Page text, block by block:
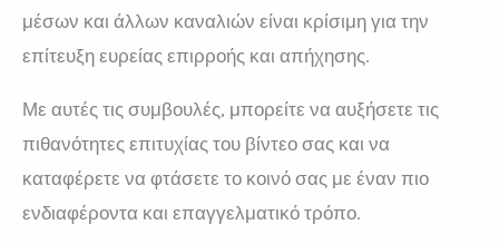
μέσων και άλλων καναλιών είναι κρίσιμη για την
επίτευξη ευρείας επιρροής και απήχησης.
Με αυτές τις συμβουλές, μπορείτε να αυξήσετε τις
πιθανότητες επιτυχίας του βίντεο σας και να
καταφέρετε να φτάσετε το κοινό σας με έναν πιο
ενδιαφέροντα και επαγγελματικό τρόπο.